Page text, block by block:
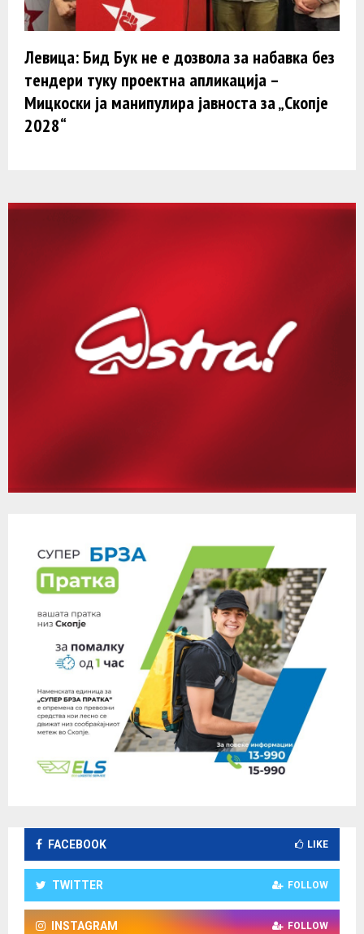
Левица: Бид Бук не е дозвола за набавка без
тендери туку проектна апликација –
Мицкоски ја манипулира јавноста за „Скопје
2028“
FACEBOOK LIKE
TWITTER FOLLOW
INSTAGRAM FOLLOW